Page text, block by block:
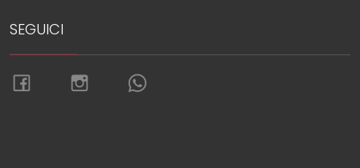
SEGUICI